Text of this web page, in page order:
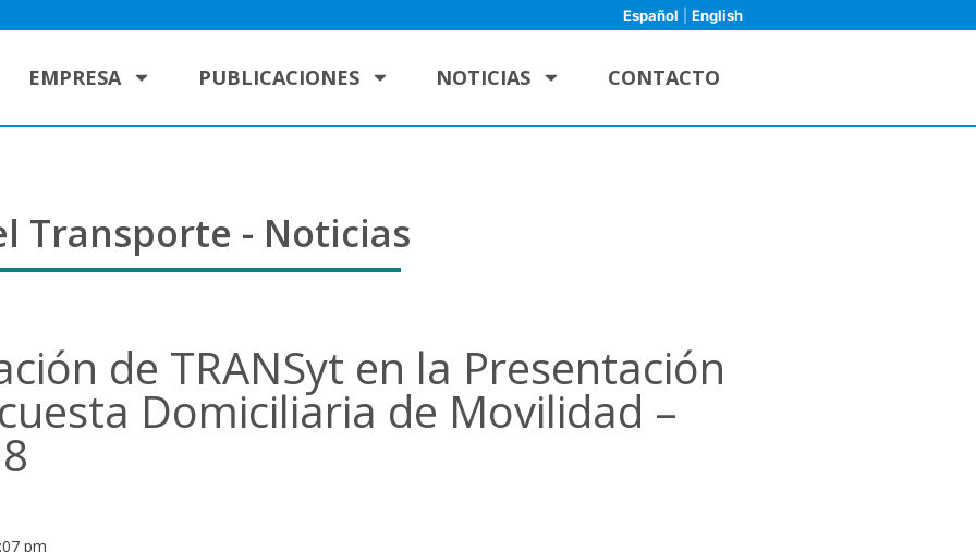
Español English
EMPRESA PUBLICACIONES NOTICIAS CONTACTO
Transporte - Noticias
de TRANSyt en la Presentación
Domiciliaria de Movilidad –
pm